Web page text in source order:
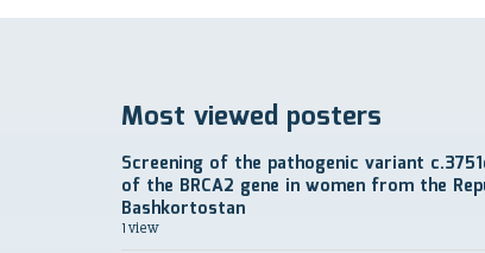
Most viewed posters
Screening of the pathogenic variant
of the BRCA2 gene in women from the
Bashkortostan
1 view